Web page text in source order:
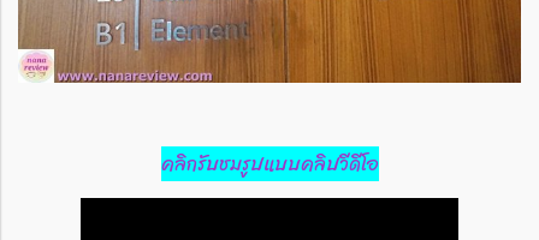
คลิกรับชมรูปแบบคลิปวีดีโอ